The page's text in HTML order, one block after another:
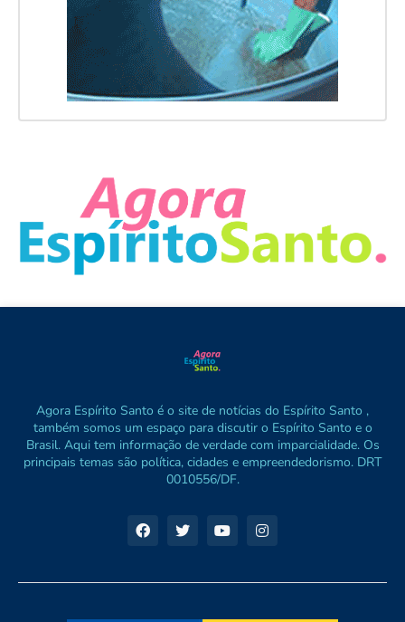
Agora Espírito Santo é o site de notícias do Espírito Santo ,
também somos um espaço para discutir o Espírito Santo e o
Brasil. Aqui tem informação de verdade com imparcialidade. Os
principais temas são política, cidades e empreendedorismo. DRT
0010556/DF.